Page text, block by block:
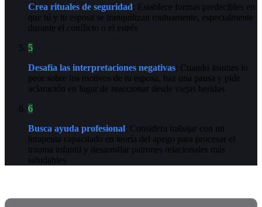
Crea rituales de seguridad: Establece formas predecibles en
que tú y tu esposa se tranquilizan mutuamente, especialmente
durante el conflicto o el estrés
5
Desafía las interpretaciones negativas: Cuando asumes lo
peor sobre los motivos de tu esposa, haz una pausa y pide
aclaración en lugar de reaccionar desde viejas heridas
6
Busca ayuda profesional: Considera trabajar con un
terapeuta capacitado en teoría del apego para procesar el
trauma infantil y desarrollar patrones relacionales más
saludables